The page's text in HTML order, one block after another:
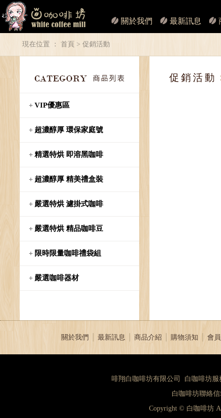
最新訊息
關於我們
現在位置 ： 首頁 > 促銷活動
VIP優惠區
超濃醇厚 環保家庭號
精選特烘 即溶黑咖啡
超濃醇厚 精美禮盒裝
嚴選特烘 濾掛式咖啡
嚴選特烘 精品咖啡豆
限時限量咖啡禮袋組
嚴選咖啡器材
促銷活動
關於我們 最新訊息 商品介紹 購物須知 會
啡翔白咖啡坊有限公司 白咖啡坊
白咖啡坊聯絡
Copyright © 白咖啡坊